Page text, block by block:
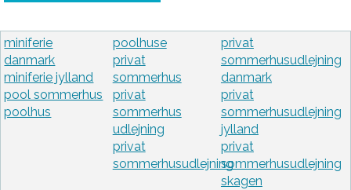
miniferie
danmark
miniferie jylland
pool sommerhus
poolhus
poolhuse
privat
sommerhus
privat
sommerhus
udlejning
privat
sommerhusudlejning
privat
sommerhusudlejning
danmark
privat
sommerhusudlejning
jylland
privat
sommerhusudlejning
skagen